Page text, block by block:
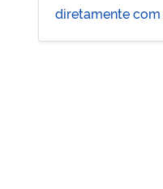
diretamente com